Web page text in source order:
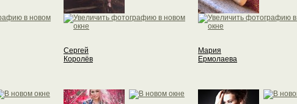
Сергей
Королёв
Мария
Ермолаева